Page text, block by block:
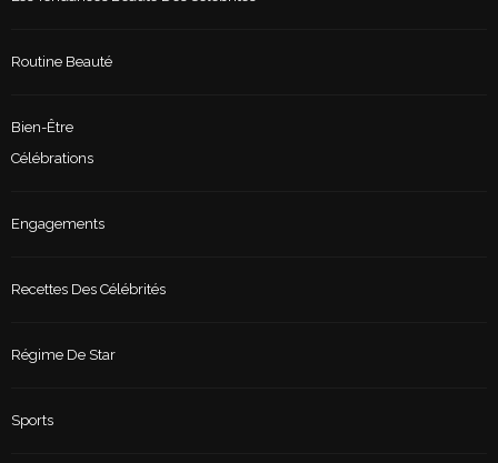
Routine Beauté
Bien-Être
Célébrations
Engagements
Recettes Des Célébrités
Régime De Star
Sports